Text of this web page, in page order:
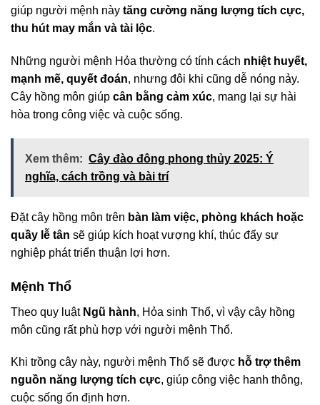
giúp người mệnh này tăng cường năng lượng tích cực,
thu hút may mắn và tài lộc.
Những người mệnh Hỏa thường có tính cách nhiệt huyết,
mạnh mẽ, quyết đoán, nhưng đôi khi cũng dễ nóng nảy.
Cây hồng môn giúp cân bằng cảm xúc, mang lại sự hài
hòa trong công việc và cuộc sống.
Xem thêm: Cây đào đông phong thủy 2025: Ý
nghĩa, cách trồng và bài trí
Đặt cây hồng môn trên bàn làm việc, phòng khách hoặc
quầy lễ tân sẽ giúp kích hoạt vượng khí, thúc đẩy sự
nghiệp phát triển thuận lợi hơn.
Mệnh Thổ
Theo quy luật Ngũ hành, Hỏa sinh Thổ, vì vậy cây hồng
môn cũng rất phù hợp với người mệnh Thổ.
Khi trồng cây này, người mệnh Thổ sẽ được hỗ trợ thêm
nguồn năng lượng tích cực, giúp công việc hanh thông,
cuộc sống ổn định hơn.